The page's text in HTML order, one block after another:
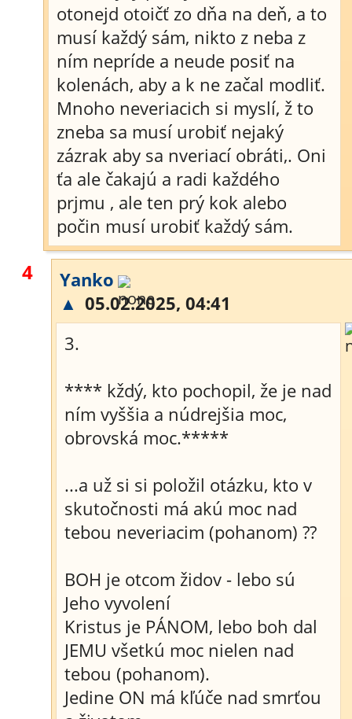
otonejd otoičť zo dňa na deň, a to
musí každý sám, nikto z neba z
ním nepríde a neude posiť na
kolenách, aby a k ne začal modliť.
Mnoho neveriacich si myslí, ž to
zneba sa musí urobiť nejaký
zázrak aby sa nveriací obráti,. Oni
ťa ale čakajú a radi každého
prjmu , ale ten prý kok alebo
počin musí urobiť každý sám.
4
Yanko
▲ 05.02.2025, 04:41
3.
**** kždý, kto pochopil, že je nad
ním vyššia a núdrejšia moc,
obrovská moc.*****
...a už si si položil otázku, kto v
skutočnosti má akú moc nad
tebou neveriacim (pohanom) ??
BOH je otcom židov - lebo sú
Jeho vyvolení
Kristus je PÁNOM, lebo boh dal
JEMU všetkú moc nielen nad
tebou (pohanom).
Jedine ON má kľúče nad smrťou